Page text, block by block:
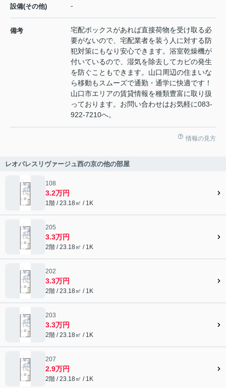
設備(その他) -
備考
宅配ボックスがあれば直接荷物を受け取る必
要がないので、宅配業者を装う人に対する防
犯対策にもなり安心できます。浴室乾燥機が
付いているので、湿気を除去してカビの発生
を防ぐこともできます。山口周辺の住まいな
ら移動もスムーズで通勤・通学に快適です！
山口市エリアの賃貸情報を種類豊富に取り扱
っております。お問い合わせはお気軽に083-
922-7210へ。
情報の見方
レオパレスリヴァージュ西の京の他の部屋
108
3.2万円
1階 / 23.18㎡ / 1K
205
3.3万円
2階 / 23.18㎡ / 1K
202
3.3万円
2階 / 23.18㎡ / 1K
203
3.3万円
2階 / 23.18㎡ / 1K
207
2.9万円
2階 / 23.18㎡ / 1K